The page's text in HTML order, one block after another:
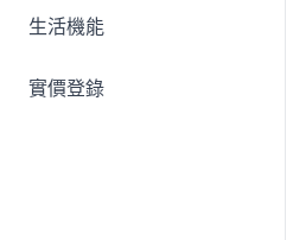
生活機能
實價登錄